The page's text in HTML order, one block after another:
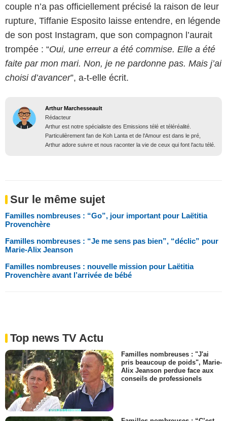
couple n’a pas officiellement précisé la raison de leur
rupture, Tiffanie Esposito laisse entendre, en légende
de son post Instagram, que son compagnon l’aurait
trompée : “Oui, une erreur a été commise. Elle a été
faite par mon mari. Non, je ne pardonne pas. Mais j’ai
choisi d’avancer”, a-t-elle écrit.
Arthur Marchesseault
Rédacteur
Arthur est notre spécialiste des Emissions télé et téléréalité.
Particulièrement fan de Koh Lanta et de l'Amour est dans le pré,
Arthur adore suivre et nous raconter la vie de ceux qui font l'actu télé.
Sur le même sujet
Familles nombreuses : “Go”, jour important pour Laëtitia
Provenchère
Familles nombreuses : “Je me sens pas bien”, “déclic” pour
Marie-Alix Jeanson
Familles nombreuses : nouvelle mission pour Laëtitia
Provenchère avant l’arrivée de bébé
Top news TV Actu
Familles nombreuses : "J'ai
pris beaucoup de poids", Marie-
Alix Jeanson perdue face aux
conseils de professionels